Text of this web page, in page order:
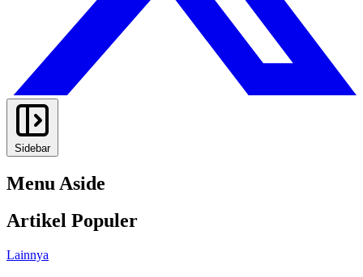
Sidebar
Menu Aside
Artikel Populer
Lainnya